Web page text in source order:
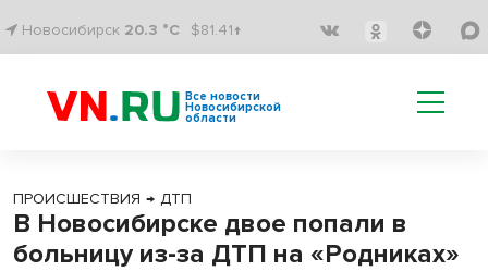
Новосибирск 20.3 °C $81.41↑
Все новости
Новосибирской
области
ПРОИСШЕСТВИЯ → ДТП
В Новосибирске двое попали в
больницу из-за ДТП на «Родниках»